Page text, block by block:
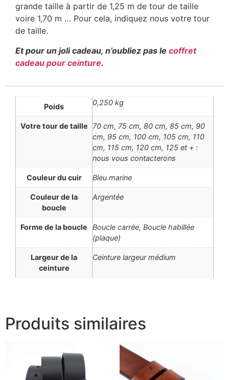
grande taille à partir de 1,25 m de tour de taille
voire 1,70 m … Pour cela, indiquez nous votre tour
de taille.
Et pour un joli cadeau, n’oubliez pas le coffret
cadeau pour ceinture.
Poids 0,250 kg
Votre tour de taille
70 cm, 75 cm, 80 cm, 85 cm, 90
cm, 95 cm, 100 cm, 105 cm, 110
cm, 115 cm, 120 cm, 125 et + :
nous vous contacterons
Couleur du cuir Bleu marine
Couleur de la
boucle
Argentée
Forme de la boucle
Boucle carrée, Boucle habillée
(plaque)
Largeur de la
ceinture
Ceinture largeur médium
Produits similaires